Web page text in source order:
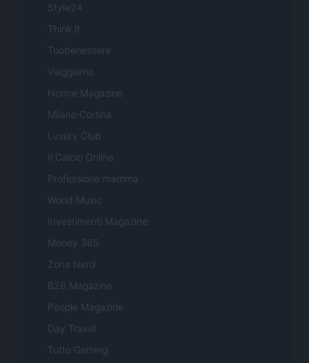
Style24
Think.it
Tuobenessere
Viaggiamo
Nonne Magazine
Milano Cortina
Luxury Club
Il Calcio Online
Professione mamma
World Music
Investimenti Magazine
Money 365
Zona Nerd
B2B Magazine
People Magazine
Day Travel
Tutto Gaming